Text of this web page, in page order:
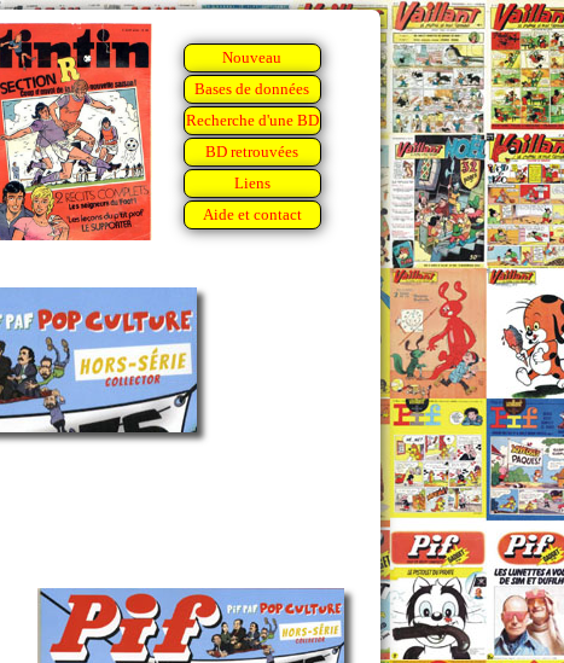
Nouveau
Bases de données
Recherche d'une BD
BD retrouvées
Liens
Aide et contact